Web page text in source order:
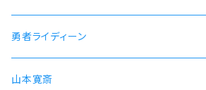
SOARA
SolidS
勇者ライディーン
山本寛斎